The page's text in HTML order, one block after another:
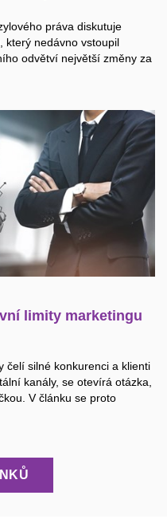
práva diskutuje
který nedávno vstoupil
odvětví největší změny za
limity marketingu
čelí silné konkurenci a klienti
kanály, se otevírá otázka,
V článku se proto